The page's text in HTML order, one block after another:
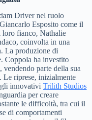
Driver nel ruolo
Esposito come il
loro fianco, Nathalie
coinvolta in una
La produzione di
Coppola ha investito
parte della sua
Le riprese, inizialmente
gli innovativi Trilith Studios
per creare
le difficoltà, tra cui il
di comportamenti